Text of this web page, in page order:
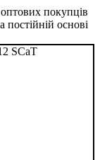
покупців
постійній основі